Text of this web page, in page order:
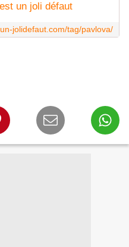
un joli défaut
jolidefaut.com/tag/pavlova/